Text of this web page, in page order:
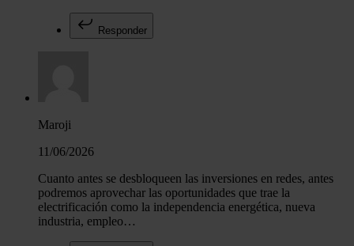
Responder
Maroji
11/06/2026
Cuanto antes se desbloqueen las inversiones en redes, antes
podremos aprovechar las oportunidades que trae la
electrificación como la independencia energética, nueva
industria, empleo…